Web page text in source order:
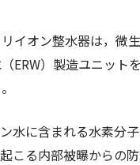
イオン整水器は，微
ERW）製造ユニット
水に含まれる水素分
る内部被曝からの防